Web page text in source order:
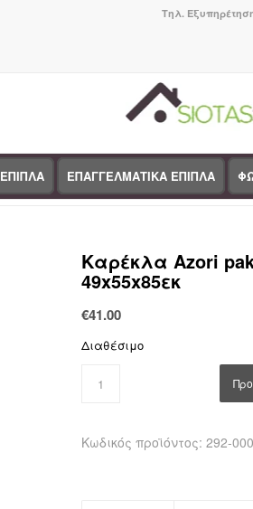
Τηλ.
ΕΠΙΠΛΑ ΕΠΑΓΓΕΛΜΑΤΙΚΑ ΕΠΙΠΛΑ
You are here: Home / Κατάστημα / Έπιπλα
Καρέκλα Azori
49x55x85εκ
€41.00
Διαθέσιμο
Κωδικός προϊόντος: 292-